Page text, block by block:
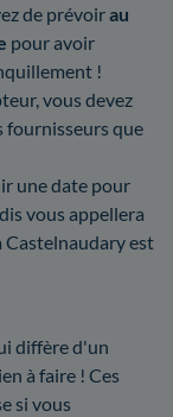
de prévoirau
pour avoir
!
vous devez
fournisseurs que
une date pour
vous appellera
Castelnaudary est
diffère d'un
à faire ! Ces
si vous